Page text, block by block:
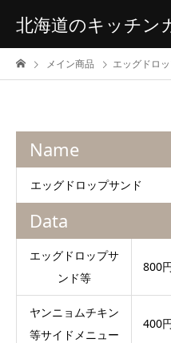
北海道のキッチン
メイン商品 エッグドロ
Name
エッグドロップサンド
Data
エッグドロップサ
ンド等
800
ヤンニョムチキン
等サイドメニュー
400